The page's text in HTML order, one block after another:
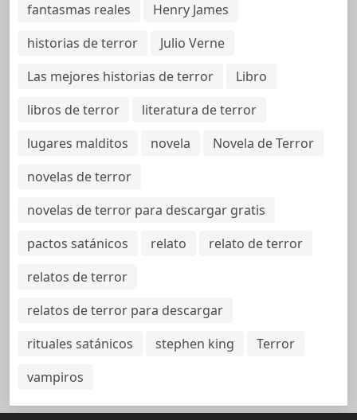
fantasmas reales
Henry James
historias de terror
Julio Verne
Las mejores historias de terror
Libro
libros de terror
literatura de terror
lugares malditos
novela
Novela de Terror
novelas de terror
novelas de terror para descargar gratis
pactos satánicos
relato
relato de terror
relatos de terror
relatos de terror para descargar
rituales satánicos
stephen king
Terror
vampiros